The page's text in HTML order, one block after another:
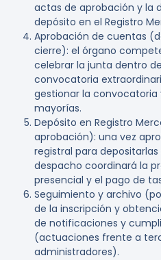
actas de aprobación y la
depósito en el Registro
Aprobación de cuentas
cierre): el órgano
celebrar la junta dentro
convocatoria
gestionar la convocatoria
mayorías.
Depósito en Registro
aprobación): una vez
registral para depositarlas
despacho coordinará la
presencial y el pago de
Seguimiento y archivo
de la inscripción y
de notificaciones y
(actuaciones frente a
administradores).